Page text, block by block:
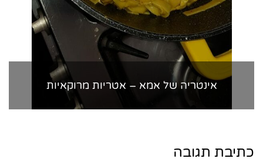
אינטריה של אמא – אטריות מרוקאיות
כתיבת תגובה